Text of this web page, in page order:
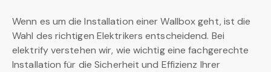
Wenn es um die Installation einer Wallbox geht, ist die
Wahl des richtigen Elektrikers entscheidend. Bei
elektrify verstehen wir, wie wichtig eine fachgerechte
Installation für die Sicherheit und Effizienz Ihrer